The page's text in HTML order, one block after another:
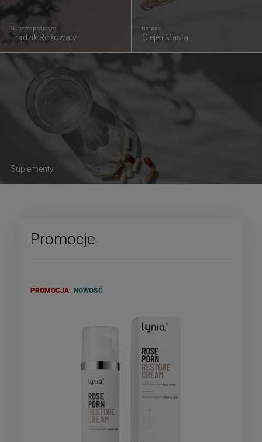
Suplementy
Skuteczne produkty na
Trądzik Różowaty
Naturalne
Oleje i Masła
Promocje
PROMOCJA NOWOŚĆ